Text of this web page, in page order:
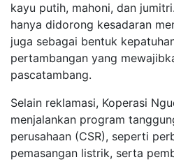
kayu putih, mahoni, dan
hanya didorong kesadaran
juga sebagai bentuk
pertambangan yang
pascatambang.
Selain reklamasi, Koperasi
menjalankan program
perusahaan (CSR), seperti
pemasangan listrik, serta